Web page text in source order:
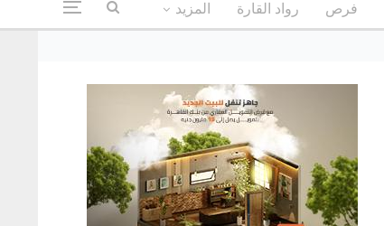
فرص رواد القارة المزيد